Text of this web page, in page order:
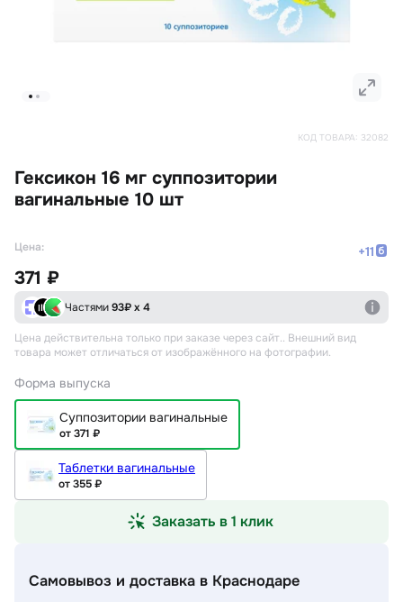
КОД ТОВАРА: 32082
Гексикон 16 мг суппозитории
вагинальные 10 шт
Цена: +11
371 ₽
Частями93₽ х 4
Цена действительна только при заказе через сайт.. Внешний вид
товара может отличаться от изображённого на фотографии.
Форма выпуска
Суппозитории вагинальные
от 371 ₽
Таблетки вагинальные
от 355 ₽
Заказать в 1 клик
Самовывоз и доставка в Краснодаре